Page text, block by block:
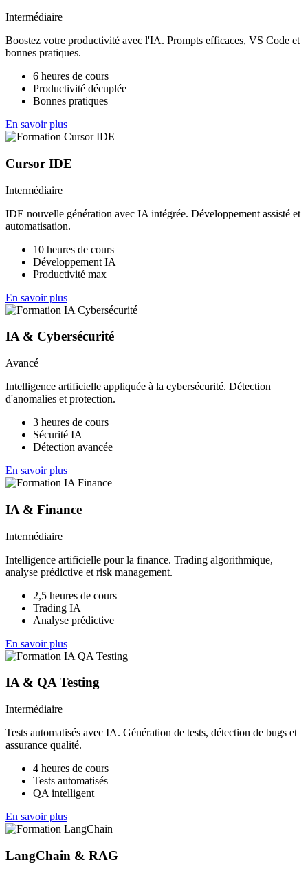
Intermédiaire
Boostez votre productivité avec l'IA. Prompts efficaces, VS Code et
bonnes pratiques.
6 heures de cours
Productivité décuplée
Bonnes pratiques
En savoir plus
Cursor IDE
Intermédiaire
IDE nouvelle génération avec IA intégrée. Développement assisté et
automatisation.
10 heures de cours
Développement IA
Productivité max
En savoir plus
IA & Cybersécurité
Avancé
Intelligence artificielle appliquée à la cybersécurité. Détection
d'anomalies et protection.
3 heures de cours
Sécurité IA
Détection avancée
En savoir plus
IA & Finance
Intermédiaire
Intelligence artificielle pour la finance. Trading algorithmique,
analyse prédictive et risk management.
2,5 heures de cours
Trading IA
Analyse prédictive
En savoir plus
IA & QA Testing
Intermédiaire
Tests automatisés avec IA. Génération de tests, détection de bugs et
assurance qualité.
4 heures de cours
Tests automatisés
QA intelligent
En savoir plus
LangChain & RAG